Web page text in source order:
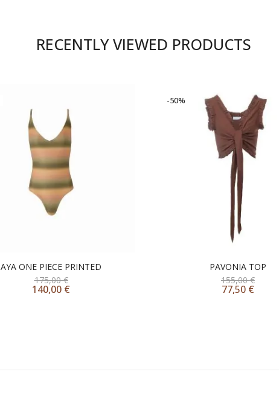
RECENTLY VIEWED PRODUCTS
AYA ONE PIECE PRINTED
175,00€
140,00 €
-50%
PAVONIA TOP
155,00€
77,50 €